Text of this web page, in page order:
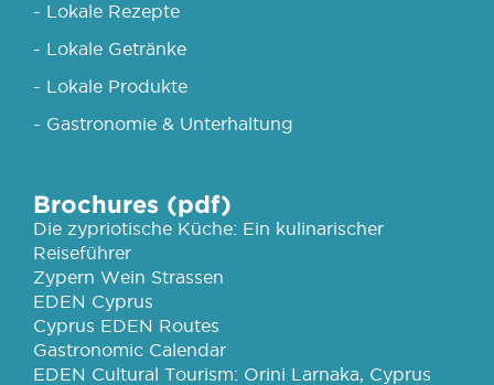
- Lokale Rezepte
- Lokale Getränke
- Lokale Produkte
- Gastronomie & Unterhaltung
Brochures (pdf)
Die zypriotische Küche: Ein kulinarischer
Reiseführer
Zypern Wein Strassen
EDEN Cyprus
Cyprus EDEN Routes
Gastronomic Calendar
EDEN Cultural Tourism: Orini Larnaka, Cyprus